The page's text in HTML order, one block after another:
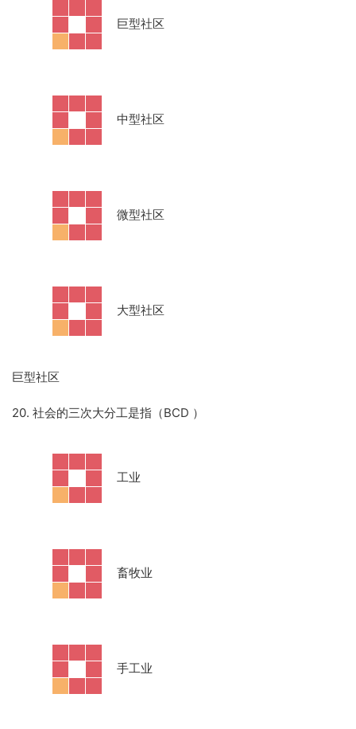
巨型社区
中型社区
微型社区
大型社区
巨型社区
20. 社会的三次大分工是指（BCD ）
工业
畜牧业
手工业